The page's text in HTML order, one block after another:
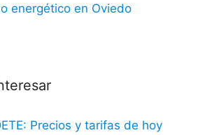
energético en Oviedo
Precios y tarifas de hoy